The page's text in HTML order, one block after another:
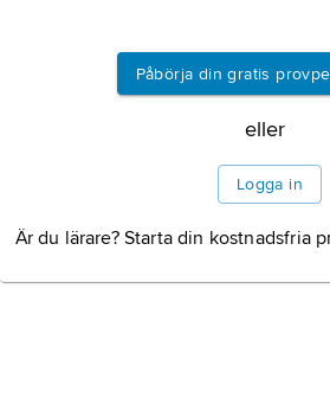
Information om
Påbörja din gratis
eller
Logga in
Är du lärare? Starta din kostnadsfria